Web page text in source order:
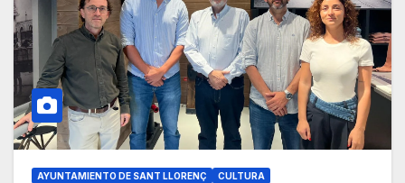
AYUNTAMIENTO DE SANT LLORENÇ
CULTURA